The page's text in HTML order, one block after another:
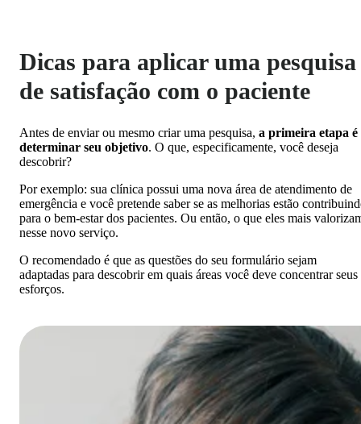
Dicas para aplicar uma pesquisa
de satisfação com o paciente
Antes de enviar ou mesmo criar uma pesquisa, a primeira etapa é
determinar seu objetivo. O que, especificamente, você deseja
descobrir?
Por exemplo: sua clínica possui uma nova área de atendimento de
emergência e você pretende saber se as melhorias estão
para o bem-estar dos pacientes. Ou então, o que eles mais
nesse novo serviço.
O recomendado é que as questões do seu formulário sejam
adaptadas para descobrir em quais áreas você deve concentrar seus
esforços.